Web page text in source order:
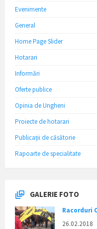
Evenimente
General
Home Page Slider
Hotarari
Informări
Oferte publice
Opinia de Ungheni
Proiecte de hotarari
Publicații de căsătorie
Rapoarte de specialitate
GALERIE FOTO
Racorduri
26.02.2018